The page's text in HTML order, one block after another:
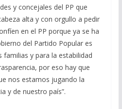
y concejales del PP que
alta y con orgullo a pedir
en el PP porque ya se ha
del Partido Popular es
y para la estabilidad
por eso hay que
nos estamos jugando la
y de nuestro país”.